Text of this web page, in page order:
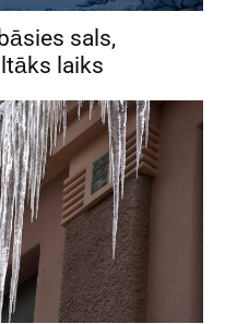
sals,
laiks